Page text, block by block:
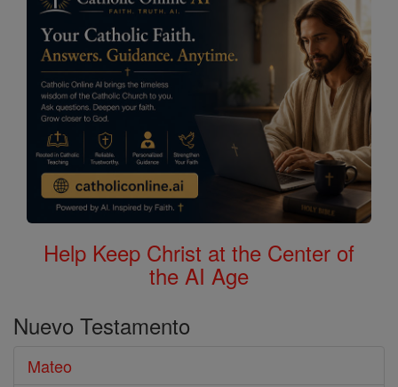
Help Keep Christ at the Center of
the AI Age
Nuevo Testamento
Mateo